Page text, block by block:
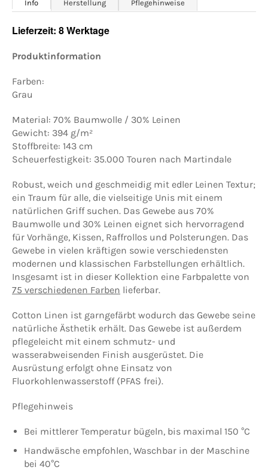
Info Herstellung Pflegehinweise
Lieferzeit: 8 Werktage
Produktinformation
Farben:
Grau
Material: 70% Baumwolle / 30% Leinen
Gewicht: 394 g/m²
Stoffbreite: 143 cm
Scheuerfestigkeit: 35.000 Touren nach Martindale
Robust, weich und geschmeidig mit edler Leinen Textur;
ein Traum für alle, die vielseitige Unis mit einem
natürlichen Griff suchen. Das Gewebe aus 70%
Baumwolle und 30% Leinen eignet sich hervorragend
für Vorhänge, Kissen, Raffrollos und Polsterungen. Das
Gewebe in vielen kräftigen sowie verschiedensten
modernen und klassischen Farbstellungen erhältlich.
Insgesamt ist in dieser Kollektion eine Farbpalette von
75 verschiedenen Farben lieferbar.
Cotton Linen ist garngefärbt wodurch das Gewebe seine
natürliche Ästhetik erhält. Das Gewebe ist außerdem
pflegeleicht mit einem schmutz- und
wasserabweisenden Finish ausgerüstet. Die
Ausrüstung erfolgt ohne Einsatz von
Fluorkohlenwasserstoff (PFAS frei).
Pflegehinweis
Bei mittlerer Temperatur bügeln, bis maximal 150 °C
Handwäsche empfohlen, Waschbar in der Maschine
bei 40°C